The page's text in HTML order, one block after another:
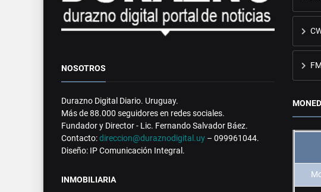
NOSOTROS
Durazno Digital Diario. Uruguay.
Más de 88.000 seguidores en redes sociales.
Fundador y Director - Lic. Fernando Salvador Báez.
Contacto:direccion@duraznodigital.uy – 099961044.
Diseño: IP Comunicación Integral.
INMOBILIARIA